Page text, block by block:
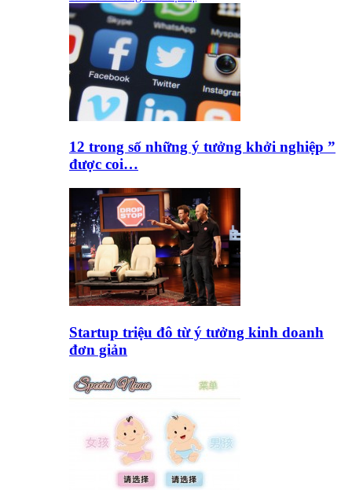
12 trong số những ý tưởng khởi nghiệp ”
được coi…
Startup triệu đô từ ý tưởng kinh doanh
đơn giản